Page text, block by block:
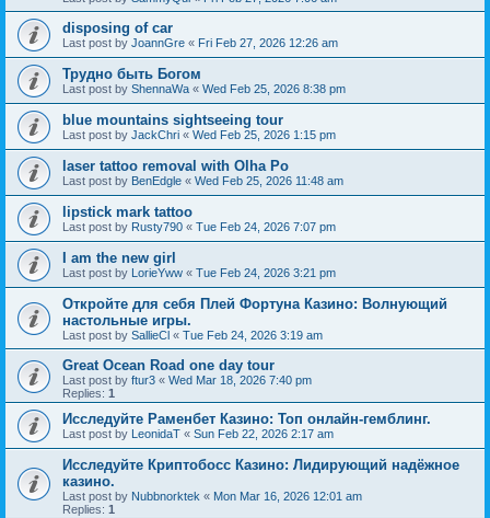
disposing of car
Last post by JoannGre « Fri Feb 27, 2026 12:26 am
Трудно быть Богом
Last post by ShennaWa « Wed Feb 25, 2026 8:38 pm
blue mountains sightseeing tour
Last post by JackChri « Wed Feb 25, 2026 1:15 pm
laser tattoo removal with Olha Po
Last post by BenEdgle « Wed Feb 25, 2026 11:48 am
lipstick mark tattoo
Last post by Rusty790 « Tue Feb 24, 2026 7:07 pm
I am the new girl
Last post by LorieYww « Tue Feb 24, 2026 3:21 pm
Откройте для себя Плей Фортуна Казино: Волнующий
настольные игры.
Last post by SallieCl « Tue Feb 24, 2026 3:19 am
Great Ocean Road one day tour
Last post by ftur3 « Wed Mar 18, 2026 7:40 pm
Replies: 1
Исследуйте Раменбет Казино: Топ онлайн-гемблинг.
Last post by LeonidaT « Sun Feb 22, 2026 2:17 am
Исследуйте Криптобосс Казино: Лидирующий надёжное
казино.
Last post by Nubbnorktek « Mon Mar 16, 2026 12:01 am
Replies: 1